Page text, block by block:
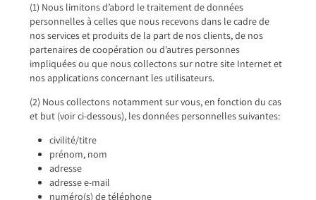
(1) Nous limitons d’abord le traitement de données
personnelles à celles que nous recevons dans le cadre de
nos services et produits de la part de nos clients, de nos
partenaires de coopération ou d’autres personnes
impliquées ou que nous collectons sur notre site Internet et
nos applications concernant les utilisateurs.
(2) Nous collectons notamment sur vous, en fonction du cas
et but (voir ci-dessous), les données personnelles suivantes:
civilité/titre
prénom, nom
adresse
adresse e-mail
numéro(s) de téléphone